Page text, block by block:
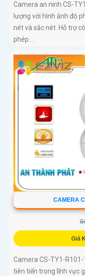
Camera an ninh CS-
lượng với hình ảnh độ
nét và sắc nét. Hỗ trợ
phép...
CAMERA
Giá
Camera CS-TY1-
tiên tiến trong lĩnh vực